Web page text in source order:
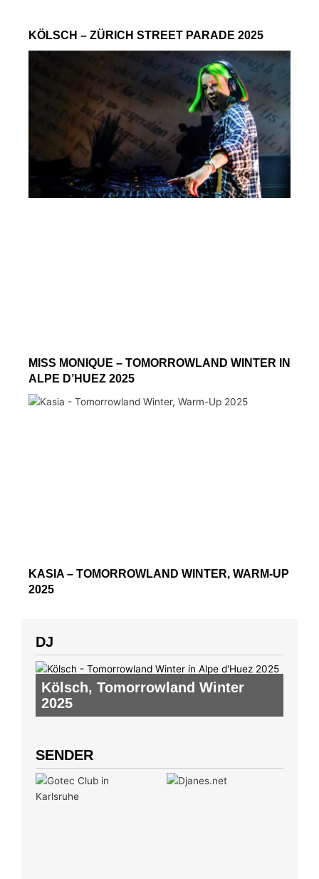
KÖLSCH – ZÜRICH STREET PARADE 2025
MISS MONIQUE – TOMORROWLAND WINTER IN
ALPE D’HUEZ 2025
KASIA – TOMORROWLAND WINTER, WARM-UP
2025
DJ
Kölsch, Tomorrowland Winter
2025
SENDER